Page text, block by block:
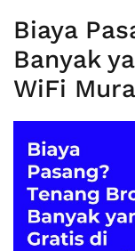
Biaya
Banyak
WiFi